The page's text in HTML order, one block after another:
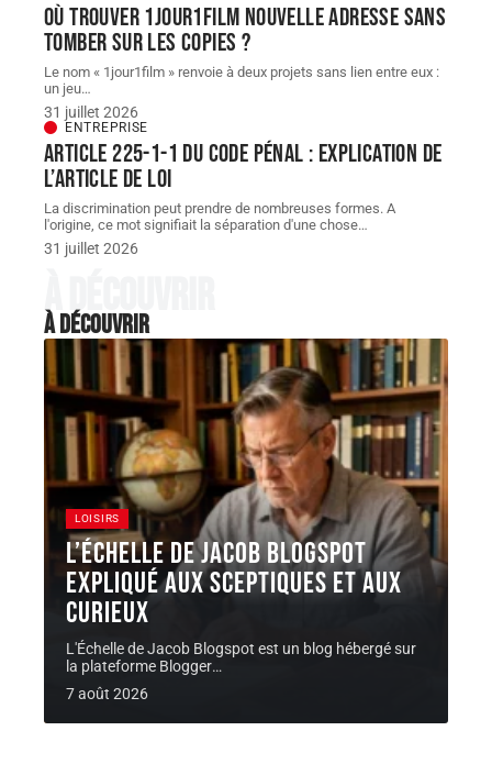
Où trouver 1jour1film nouvelle adresse sans
tomber sur les copies ?
Le nom « 1jour1film » renvoie à deux projets sans lien entre eux :
un jeu…
31 juillet 2026
ENTREPRISE
Article 225-1-1 du Code pénal : explication de
l’article de loi
La discrimination peut prendre de nombreuses formes. A
l'origine, ce mot signifiait la séparation d'une chose…
31 juillet 2026
À découvrir
À découvrir
LOISIRS
L’Échelle de Jacob Blogspot
expliqué aux sceptiques et aux
curieux
L'Échelle de Jacob Blogspot est un blog hébergé sur
la plateforme Blogger…
7 août 2026